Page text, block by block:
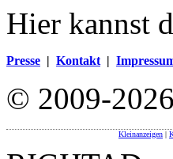
Hier kannst
Presse | Kontakt |
© 2009-
Kleinanzeigen |